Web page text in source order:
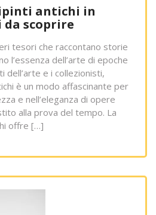
antichi in
scoprire
tesori che raccontano storie
l’essenza dell’arte di epoche
dell’arte e i collezionisti,
è un modo affascinante per
e nell’eleganza di opere
alla prova del tempo. La
offre […]